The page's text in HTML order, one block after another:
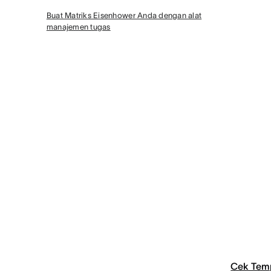
Buat Matriks Eisenhower Anda dengan alat
manajemen tugas
Cek